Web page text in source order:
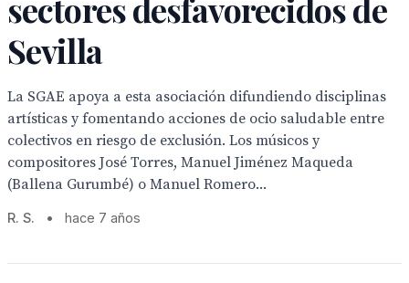
sectores desfavorecidos de
Sevilla
La SGAE apoya a esta asociación difundiendo disciplinas
artísticas y fomentando acciones de ocio saludable entre
colectivos en riesgo de exclusión. Los músicos y
compositores José Torres, Manuel Jiménez Maqueda
(Ballena Gurumbé) o Manuel Romero...
R. S. • hace 7 años